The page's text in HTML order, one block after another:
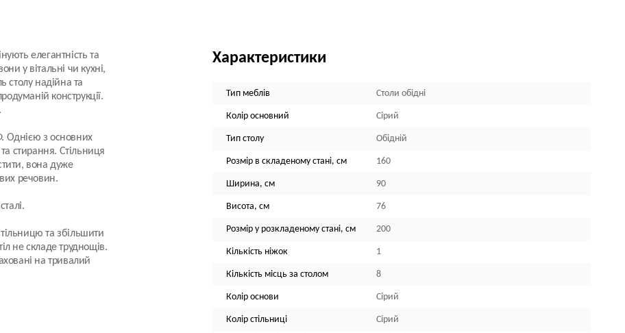
елегантність та
у вітальні чи кухні,
столу надійна та
конструкції.
. Однією з основних
стирання. Стільниця
вона дуже
речовин.
та збільшити
не складе труднощів.
на тривалий
Характеристики
Тип меблів Столи обідні
Колір основний Сірий
Тип столу Обідній
Розмір в складеному стані, см 160
Ширина, см 90
Висота, см 76
Розмір у розкладеному стані, см 200
Кількість ніжок 1
Кількість місць за столом 8
Колір основи Сірий
Колір стільниці Сірий